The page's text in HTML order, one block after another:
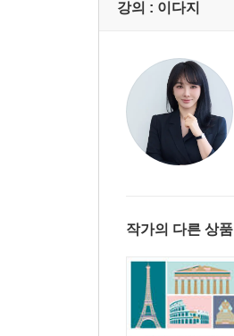
강의 : 이다지
작가의 다른 상품